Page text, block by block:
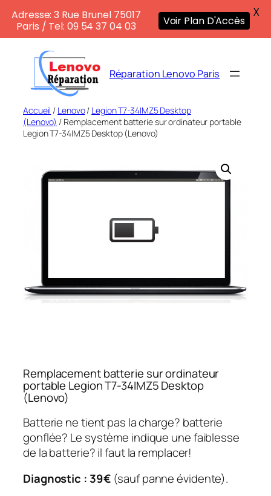
contenu
Réparation Lenovo Paris
Accueil / Lenovo/ Legion T7-34IMZ5 Desktop
(Lenovo) / Remplacement batterie sur ordinateur portable
Legion T7-34IMZ5 Desktop (Lenovo)
Remplacement batterie sur ordinateur
portable Legion T7-34IMZ5 Desktop
(Lenovo)
Batterie ne tient pas la charge? batterie
gonflée? Le système indique une faiblesse
de la batterie? il faut la remplacer!
Diagnostic : 39€ (sauf panne évidente).
Adresse: 3 Rue Brunel 75017
Paris / Tel: 09 54 37 04 03
Voir Plan D'Accès
X